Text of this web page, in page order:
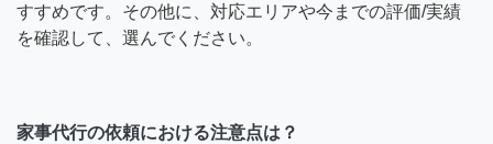
すすめです。その他に、対応エリアや今までの評価/実績
を確認して、選んでください。
家事代行の依頼における注意点は？